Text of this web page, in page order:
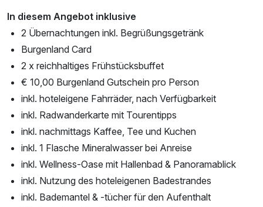
In diesem Angebot inklusive
2 Übernachtungen inkl. Begrüßungsgetränk
Burgenland Card
2 x reichhaltiges Frühstücksbuffet
€ 10,00 Burgenland Gutschein pro Person
inkl. hoteleigene Fahrräder, nach Verfügbarkeit
inkl. Radwanderkarte mit Tourentipps
inkl. nachmittags Kaffee, Tee und Kuchen
inkl. 1 Flasche Mineralwasser bei Anreise
inkl. Wellness-Oase mit Hallenbad & Panoramablick
inkl. Nutzung des hoteleigenen Badestrandes
inkl. Bademantel & -tücher für den Aufenthalt